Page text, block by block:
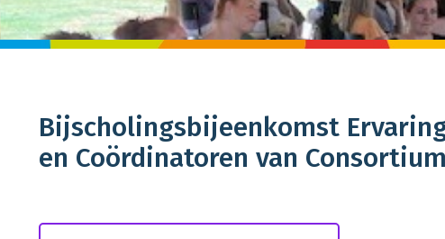
Bijscholingsbijeenkomst
en Coördinatoren van